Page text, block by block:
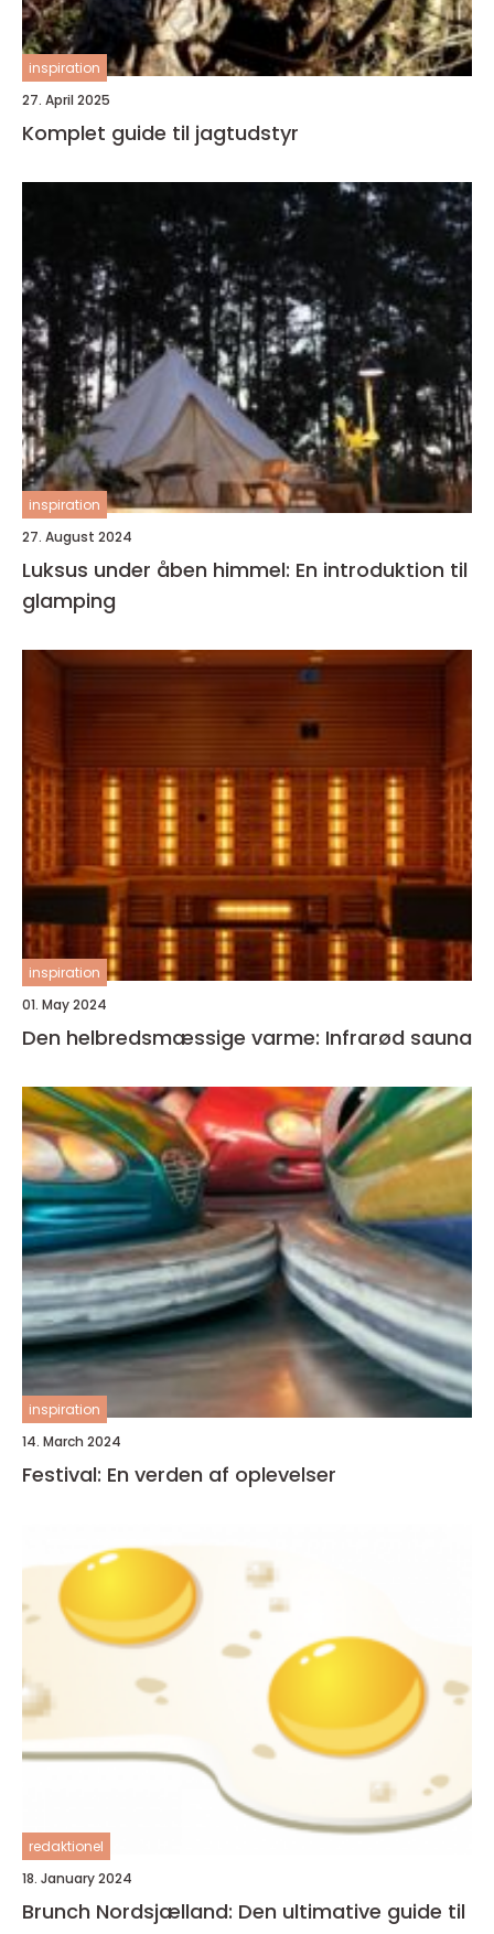
inspiration
27. April 2025
Komplet guide til jagtudstyr
inspiration
27. August 2024
Luksus under åben himmel: En introduktion til
glamping
inspiration
01. May 2024
Den helbredsmæssige varme: Infrarød sauna
inspiration
14. March 2024
Festival: En verden af oplevelser
redaktionel
18. January 2024
Brunch Nordsjælland: Den ultimative guide til